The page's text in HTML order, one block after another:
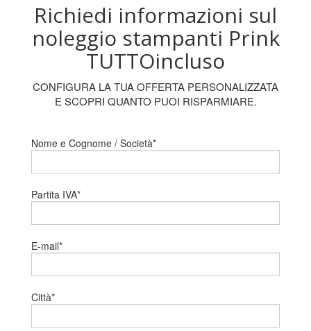
Richiedi informazioni sul
noleggio stampanti Prink
TUTTOincluso
CONFIGURA LA TUA OFFERTA PERSONALIZZATA
E SCOPRI QUANTO PUOI RISPARMIARE.
Nome e Cognome / Società*
Partita IVA*
E-mail*
Città*